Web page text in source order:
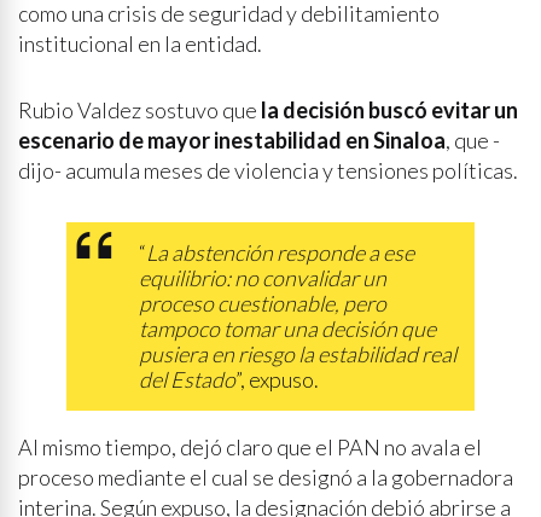
como una crisis de seguridad y debilitamiento
institucional en la entidad.
Rubio Valdez sostuvo que la decisión buscó evitar un
escenario de mayor inestabilidad en Sinaloa, que -
dijo- acumula meses de violencia y tensiones políticas.
“La abstención responde a ese
equilibrio: no convalidar un
proceso cuestionable, pero
tampoco tomar una decisión que
pusiera en riesgo la estabilidad real
del Estado”, expuso.
Al mismo tiempo, dejó claro que el PAN no avala el
proceso mediante el cual se designó a la gobernadora
interina. Según expuso, la designación debió abrirse a